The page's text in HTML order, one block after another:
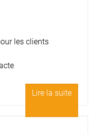
les clients
Lire la suite